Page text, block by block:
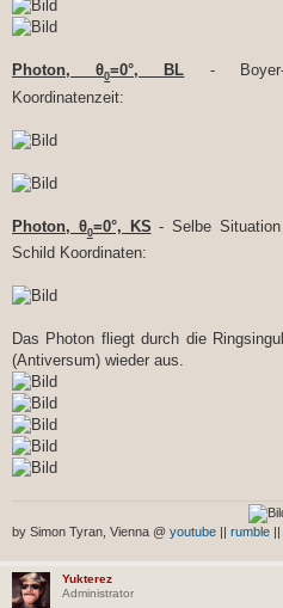
Photon, θ0=0°, BL - Boyer-
Koordinatenzeit:
Photon, θ0=0°, KS - Selbe
Schild Koordinaten:
Das Photon fliegt durch die
(Antiversum) wieder aus.
by Simon Tyran, Vienna @ youtube || rumble ||
Yukterez
Administrator